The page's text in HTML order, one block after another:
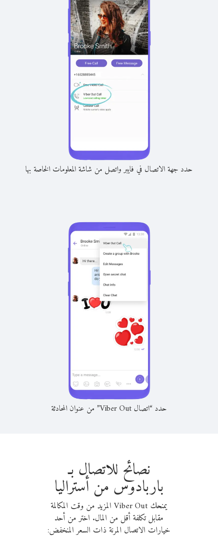
حدد جهة الاتصال في فايبر واتصل من شاشة المعلومات الخاصة بها
حدد “اتصال Viber Out” من عنوان المحادثة
نصائح للاتصال بـ
باربادوس من أستراليا
يمنحك Viber Out المزيد من وقت المكالمة
مقابل تكلفة أقل من المال. اختر من أحد
خيارات الاتصال المرنة ذات السعر المنخفض: